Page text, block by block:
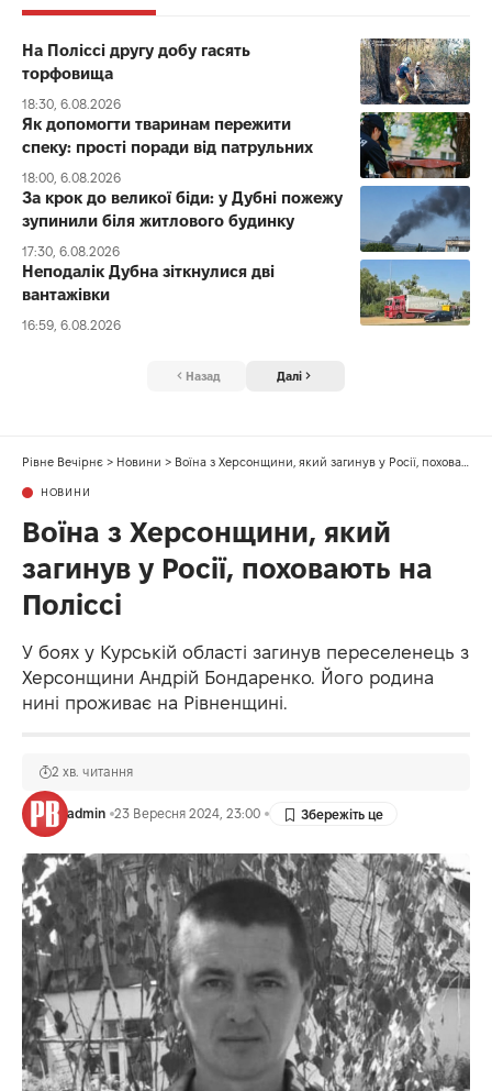
На Поліссі другу добу гасять
торфовища
18:30, 6.08.2026
Як допомогти тваринам пережити
спеку: прості поради від патрульних
18:00, 6.08.2026
За крок до великої біди: у Дубні пожежу
зупинили біля житлового будинку
17:30, 6.08.2026
Неподалік Дубна зіткнулися дві
вантажівки
16:59, 6.08.2026
Назад Далі
Рівне Вечірнє > Новини > Воїна з Херсонщини, який загинув у Росії, поховають на Поліссі
НОВИНИ
Воїна з Херсонщини, який
загинув у Росії, поховають на
Поліссі
У боях у Курській області загинув переселенець з
Херсонщини Андрій Бондаренко. Його родина
нині проживає на Рівненщині.
admin 23 Вересня 2024, 23:00
2 хв. читання